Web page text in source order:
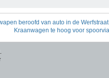
beroofd van auto in de Werfstraat
Kraanwagen te hoog voor